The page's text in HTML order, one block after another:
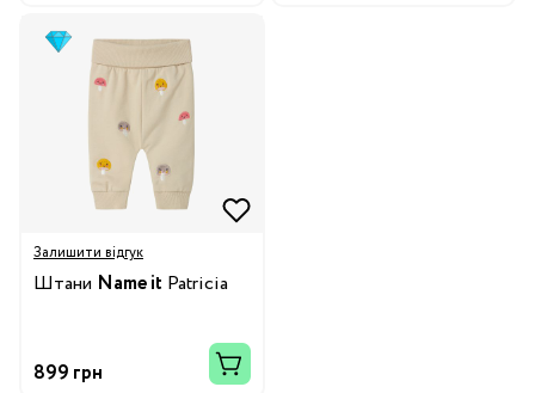
Залишити відгук
Штани Name it Patricia
899 грн